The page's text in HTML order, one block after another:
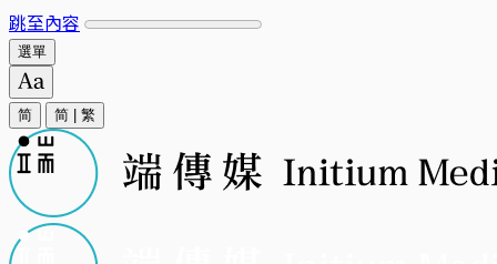
跳至內容
選單
简 简 繁